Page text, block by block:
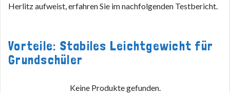
Herlitz aufweist, erfahren Sie im nachfolgenden Testbericht.
Vorteile: Stabiles Leichtgewicht für
Grundschüler
Keine Produkte gefunden.